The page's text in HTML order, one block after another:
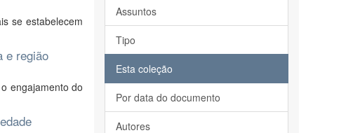
se estabelecem
e região
engajamento do
Assuntos
Tipo
Esta coleção
Por data do documento
Autores